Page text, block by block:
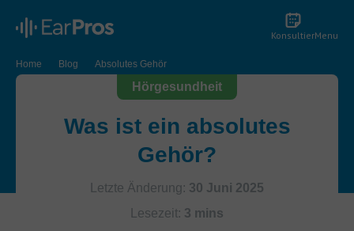
KonsultierMenu
Home Blog Absolutes Gehör
Hörgesundheit
Was ist ein absolutes
Gehör?
Letzte Änderung: 30 Juni 2025
Lesezeit: 3 mins